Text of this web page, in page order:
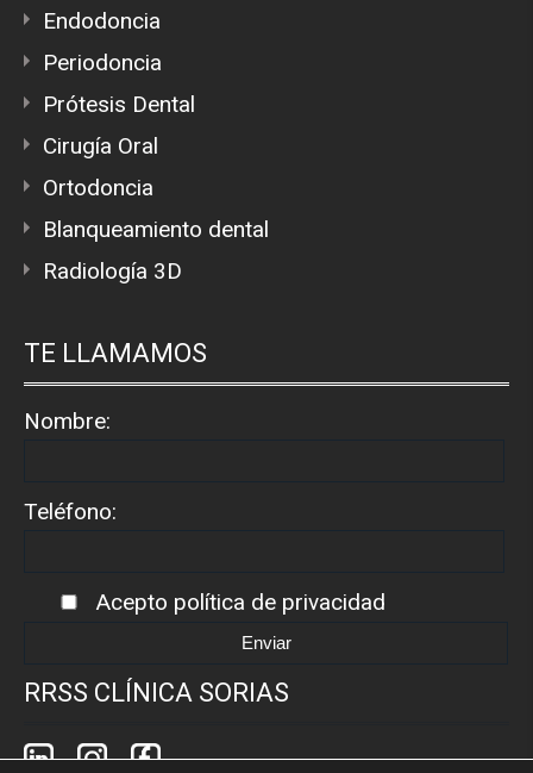
Endodoncia
Periodoncia
Prótesis Dental
Cirugía Oral
Ortodoncia
Blanqueamiento dental
Radiología 3D
TE LLAMAMOS
Nombre:
Teléfono:
Acepto política de privacidad
RRSS CLÍNICA SORIAS